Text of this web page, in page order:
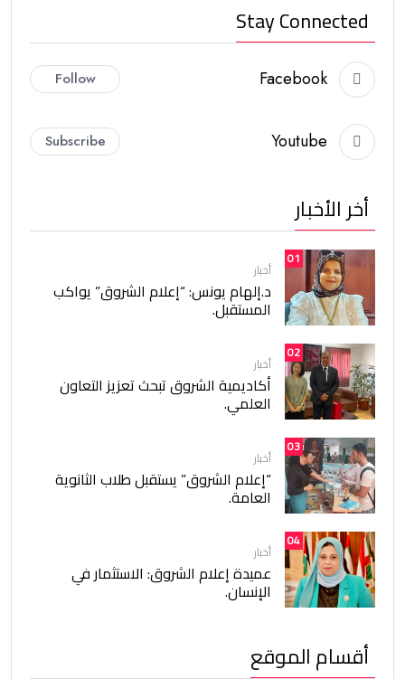
Stay Connected
Facebook
Follow
Youtube
Subscribe
أخر الأخبار
01
أخبار
د.إلهام يونس: “إعلام الشروق” يواكب
المستقبل.
02
أخبار
أكاديمية الشروق تبحث تعزيز التعاون
العلمي.
03
أخبار
“إعلام الشروق” يستقبل طلاب الثانوية
العامة.
04
أخبار
عميدة إعلام الشروق: الاستثمار في
الإنسان.
أقسام الموقع